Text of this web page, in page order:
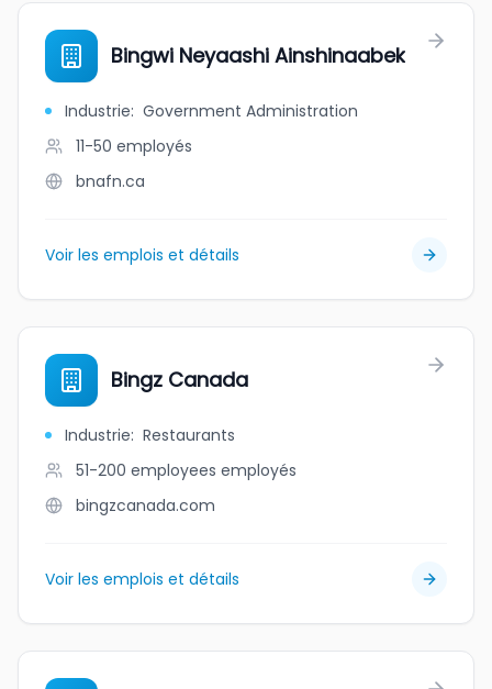
Bingwi Neyaashi Ainshinaabek
Industrie: Government Administration
11-50 employés
bnafn.ca
Voir les emplois et détails
Bingz Canada
Industrie: Restaurants
51-200 employees employés
bingzcanada.com
Voir les emplois et détails